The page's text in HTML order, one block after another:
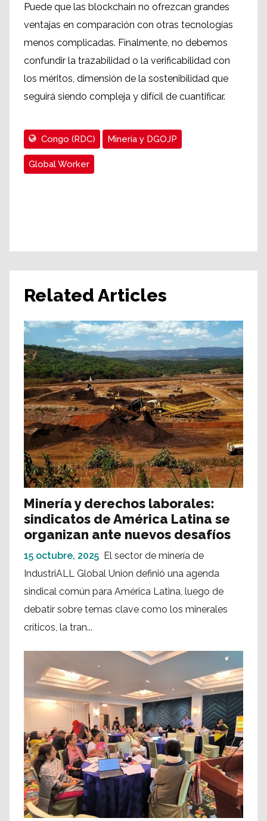
Puede que las blockchain no ofrezcan grandes
ventajas en comparación con otras tecnologías
menos complicadas. Finalmente, no debemos
confundir la trazabilidad o la verificabilidad con
los méritos, dimensión de la sostenibilidad que
seguirá siendo compleja y difícil de cuantificar.
Congo (RDC) Minería y DGOJP
Global Worker
Related Articles
Minería y derechos laborales:
sindicatos de América Latina se
organizan ante nuevos desafíos
15 octubre, 2025 El sector de minería de
IndustriALL Global Union definió una agenda
sindical común para América Latina, luego de
debatir sobre temas clave como los minerales
críticos, la tran...